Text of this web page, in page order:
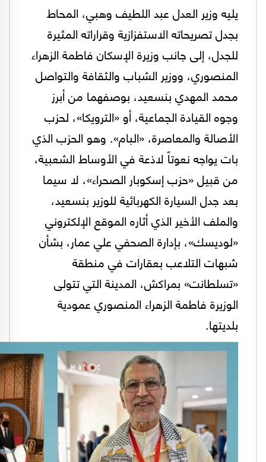
يليه وزير العدل عبد اللطيف وهبي، المحاط
بجدل تصريحاته الاستفزازية وقراراته المثيرة
للجدل، إلى جانب وزيرة الإسكان فاطمة الزهراء
المنصوري، ووزير الشباب والثقافة والتواصل
محمد المهدي بنسعيد، بوصفهما من أبرز
وجوه القيادة الجماعية، أو «الترويكا»، لحزب
الأصالة والمعاصرة، «البام». وهو الحزب الذي
بات يواجه نعوتاً لاذعة في الأوساط الشعبية،
من قبيل «حزب إسكوبار الصحراء»، لا سيما
بعد جدل السيارة الكهربائية للوزير بنسعيد،
والملف الأخير الذي أثاره الموقع الإلكتروني
«لوديسك»، بإدارة الصحفي علي عمار، بشأن
شبهات التلاعب بعقارات في منطقة
«تسلطانت» بمراكش، المدينة التي تتولى
الوزيرة فاطمة الزهراء المنصوري عمودية
بلديتها.